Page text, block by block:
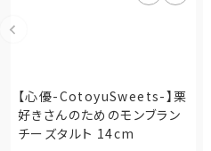
【心優-CotoyuSweets-】栗
好きさんのためのモンブラン
チーズタルト 14cm